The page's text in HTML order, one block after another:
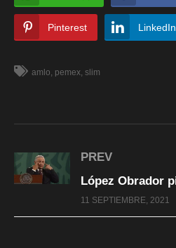
Pinterest LinkedIn
amlo pemex slim
PREV
11 SEPTIEMBRE, 2021